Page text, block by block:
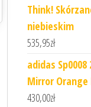
Think!
niebieskim
535,95zł
adidas
Mirror Orange
430,00zł